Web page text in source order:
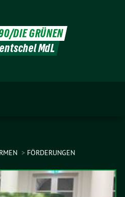
DIE GRÜNEN
MdL
FÖRDERUNGEN